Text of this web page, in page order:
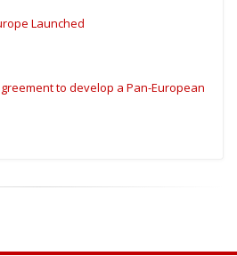
Launched
to develop a Pan-European